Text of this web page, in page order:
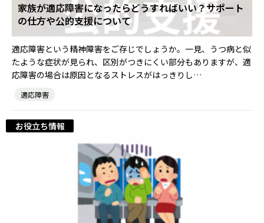
家族が適応障害になったらどうすればいい？サポート
の仕方や公的支援について
適応障害という精神障害をご存じでしょうか。一見、うつ病と似
たような症状が見られ、区別がつきにくい部分もありますが、適
応障害の場合は原因となるストレスがはっきりし…
適応障害
お役立ち情報